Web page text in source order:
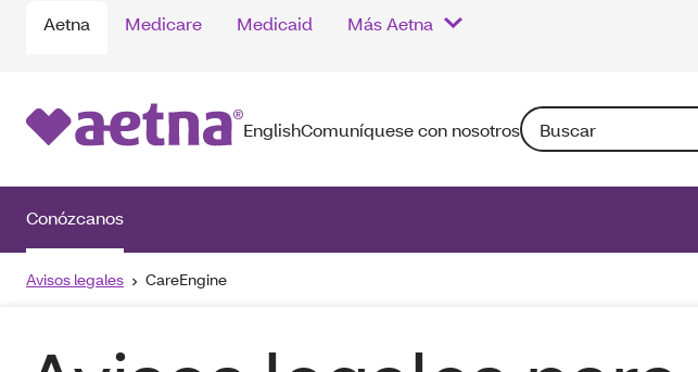
Aetna Medicare Medicaid Más Aetna
EnglishComuníquese con nosotrosBuscar: Si introduce
Conózcanos
Avisos legales CareEngine